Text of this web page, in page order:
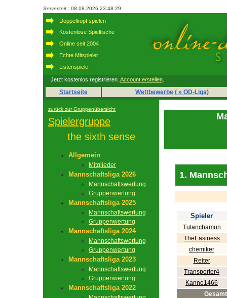
Serverzeit : 08.08.2026 23:48:29
Doppelkopf spielen
Kostenlose Spieltische
Online seit 2004
Echte Mitspieler
Listenspiele
Jetzt kostenlos registrieren. Account erstellen.
Startseite Wettbewerbe ( » OD-Liga)
zurück zur Gruppenübersicht
Spielergruppe
the sixth sense
Allgemein
Mitglieder
Mannschaftsliga 2026
Mannschaftswertung
Gruppenwertung
Mannschaftsliga 2025
Mannschaftswertung
Gruppenwertung
Mannschaftsliga 2024
Mannschaftswertung
Gruppenwertung
Mannschaftsliga 2023
Mannschaftswertung
Gruppenwertung
Mannschaftsliga 2022
1.
Spieler
Tutanchamun
TheEasiness
chemiker
Reiter
Transporter4
Kanne1466
Gesamt